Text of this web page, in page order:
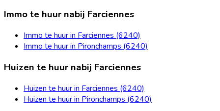
Immo te huur nabij Farciennes
Immo te huur in Farciennes (6240)
Immo te huur in Pironchamps (6240)
Huizen te huur nabij Farciennes
Huizen te huur in Farciennes (6240)
Huizen te huur in Pironchamps (6240)